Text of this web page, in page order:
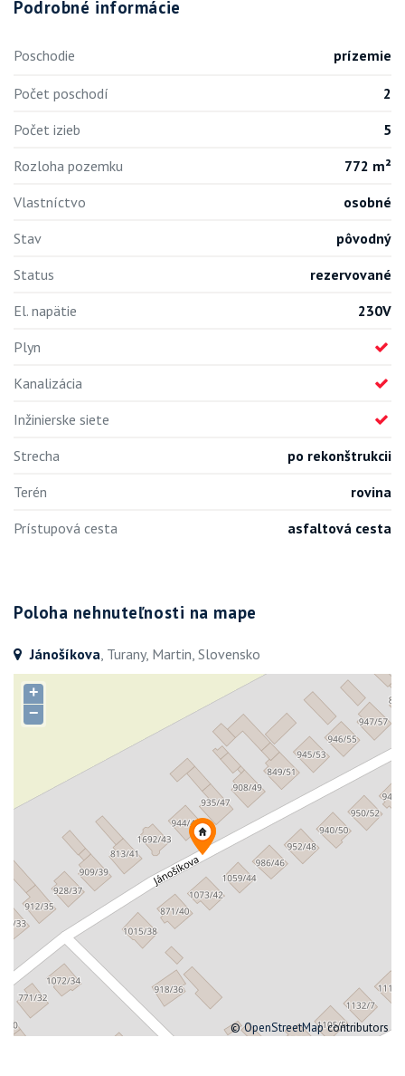
Podrobné informácie
Poschodie prízemie
Počet poschodí
2
Počet izieb
5
Rozloha pozemku
772 m²
Vlastníctvo
osobné
Stav
pôvodný
Status
rezervované
El. napätie
230V
Plyn
Kanalizácia
Inžinierske siete
Strecha
po rekonštrukcii
Terén
rovina
Prístupová cesta
asfaltová cesta
Poloha nehnuteľnosti na mape
Jánošíkova, Turany, Martin, Slovensko
+
−
©OpenStreetMapcontributors